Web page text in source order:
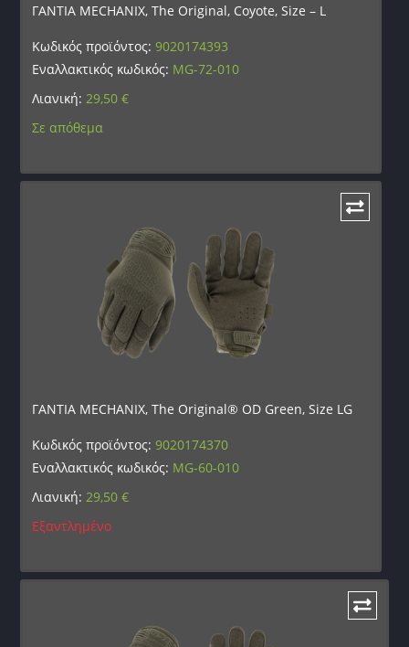
ΓΑΝΤΙΑ MECHANIX, The Original, Coyote, Size – L
Κωδικός προϊόντος:9020174393
Εναλλακτικός κωδικός: MG-72-010
Λιανική: 29,50€
Σε απόθεμα
ΓΑΝΤΙΑ MECHANIX, The Original® OD Green, Size LG
Κωδικός προϊόντος:9020174370
Εναλλακτικός κωδικός: MG-60-010
Λιανική:29,50€
Εξαντλημένο